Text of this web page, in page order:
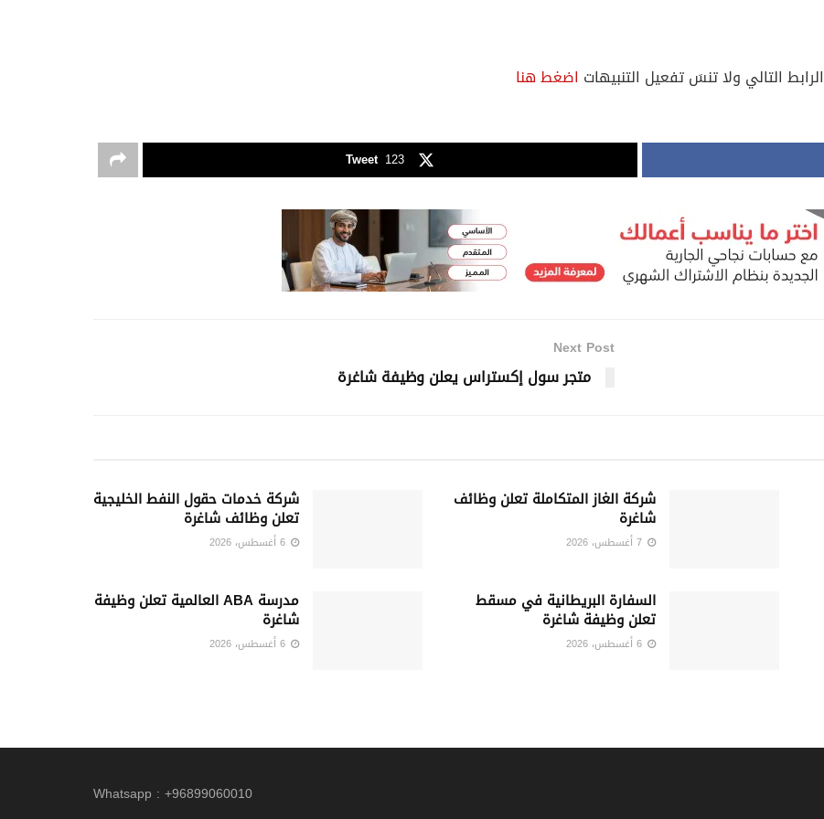
التالي ولا تنسَ تفعيل التنبيهات اضغط هنا
Tweet 123
Next Post
متجر سول إكستراس يعلن وظيفة شاغرة
شركة الغاز المتكاملة تعلن وظائف
شاغرة
شركة خدمات حقول النفط الخليجية
تعلن وظائف شاغرة
السفارة البريطانية في مسقط
تعلن وظيفة شاغرة
مدرسة ABA العالمية تعلن وظيفة
شاغرة
Whatsapp : +96899060010